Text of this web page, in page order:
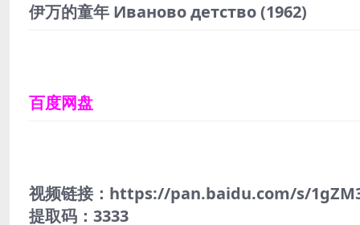
伊万的童年 Иваново детство(1962)
百度网盘
视频链接：https://pan.baidu.com/s/
提取码：3333